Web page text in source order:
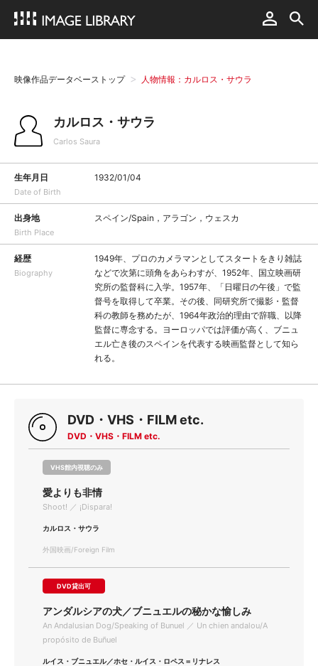
映像作品データベーストップ 人物情報：カルロス・サウラ
カルロス・サウラ
Carlos Saura
生年月日
Date of Birth
1932/01/04
出身地
Birth Place
スペイン/Spain，アラゴン，ウェスカ
経歴
Biography
1949年、プロのカメラマンとしてスタートをきり雑誌
などで次第に頭角をあらわすが、1952年、国立映画研
究所の監督科に入学。1957年、「日曜日の午後」で監
督号を取得して卒業。その後、同研究所で撮影・監督
科の教師を務めたが、1964年政治的理由で辞職、以降
監督に専念する。ヨーロッパでは評価が高く、ブニュ
エル亡き後のスペインを代表する映画監督として知ら
れる。
DVD・VHS・FILM etc.
DVD・VHS・FILM etc.
VHS館内視聴のみ
愛よりも非情
Shoot! ／ ¡Dispara!
カルロス・サウラ
外国映画/Foreign Film
DVD貸出可
アンダルシアの犬／ブニュエルの秘かな愉しみ
An Andalusian Dog/Speaking of Bunuel ／ Un chien andalou/A
propósito de Buñuel
ルイス・ブニュエル／ホセ・ルイス・ロペス＝リナレス